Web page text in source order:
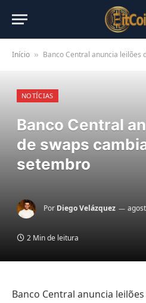
Início » Banco Central anuncia leilões
NOTÍCIAS
Banco Central
de swaps
setembro
Por Diego Velázquez
2 Min de leitura
Banco Central anuncia